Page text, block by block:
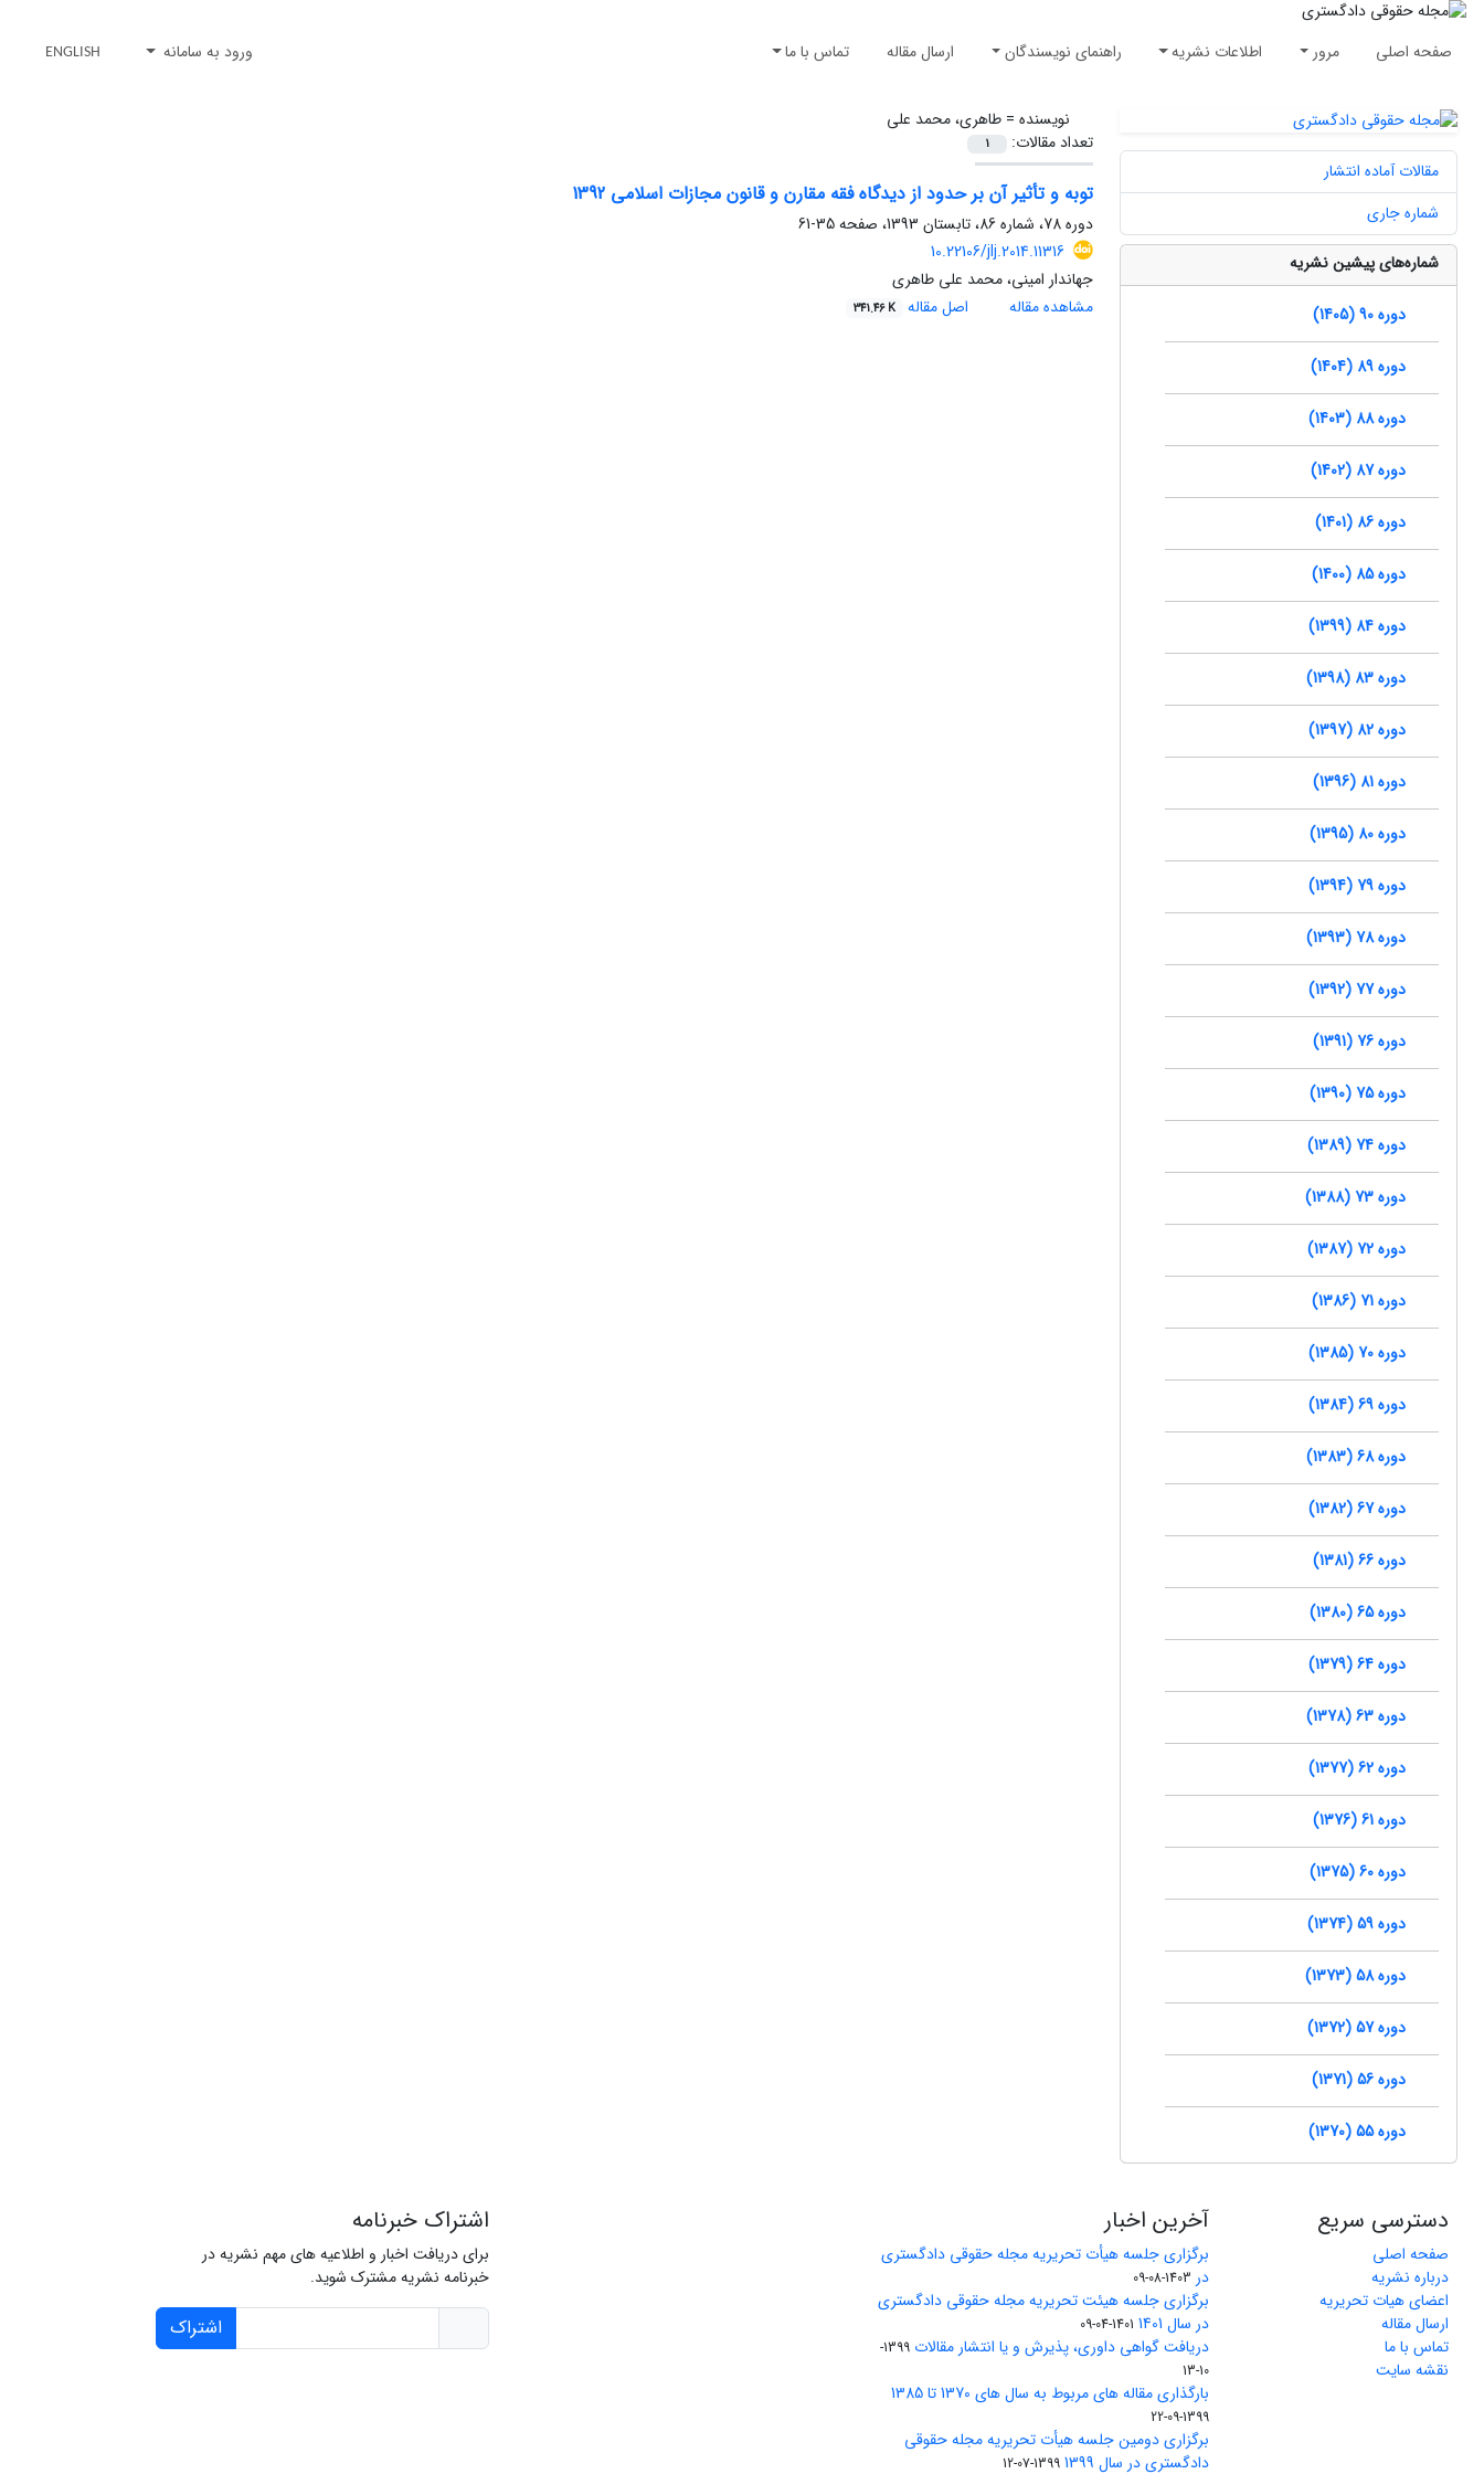
صفحه اصلی مرور اطلاعات نشریه راهنمای نویسندگان ارسال مقاله تماس با ما ورود به سامانه ENGLISH
نویسنده =طاهری، محمد علی
تعداد مقالات:
1
توبه و تأثیر آن بر حدود از دیدگاه فقه مقارن و قانون مجازات اسلامی 1392
دوره 78، شماره 86، تابستان 1393، صفحه
35-61
10.22106/jlj.2014.11316
جهاندار امینی، محمد علی طاهری
مشاهده مقاله
اصل مقاله 341.46 K
مقالات آماده انتشار
شماره جاری
شماره‌های پیشین نشریه
دوره 90 (1405)
دوره 89 (1404)
دوره 88 (1403)
دوره 87 (1402)
دوره 86 (1401)
دوره 85 (1400)
دوره 84 (1399)
دوره 83 (1398)
دوره 82 (1397)
دوره 81 (1396)
دوره 80 (1395)
دوره 79 (1394)
دوره 78 (1393)
دوره 77 (1392)
دوره 76 (1391)
دوره 75 (1390)
دوره 74 (1389)
دوره 73 (1388)
دوره 72 (1387)
دوره 71 (1386)
دوره 70 (1385)
دوره 69 (1384)
دوره 68 (1383)
دوره 67 (1382)
دوره 66 (1381)
دوره 65 (1380)
دوره 64 (1379)
دوره 63 (1378)
دوره 62 (1377)
دوره 61 (1376)
دوره 60 (1375)
دوره 59 (1374)
دوره 58 (1373)
دوره 57 (1372)
دوره 56 (1371)
دوره 55 (1370)
دسترسی سریع
صفحه اصلی
درباره نشریه
اعضای هیات تحریریه
ارسال مقاله
تماس با ما
نقشه سایت
آخرین اخبار
برگزاری جلسه هیأت تحریریه مجله حقوقی دادگستری
در 1403-08-09
برگزاری جلسه هیئت تحریریه مجله حقوقی دادگستری
در سال 1401
1401-04-09
دریافت گواهی داوری، پذیرش و یا انتشار مقالات
1399-
10-13
بارگذاری مقاله های مربوط به سال های 1370 تا 1385
1399-09-22
برگزاری دومین جلسه هیأت تحریریه مجله حقوقی
دادگستری در سال 1399
1399-07-12
اشتراک خبرنامه
برای دریافت اخبار و اطلاعیه های مهم نشریه در
خبرنامه نشریه مشترک شوید.
اشتراک